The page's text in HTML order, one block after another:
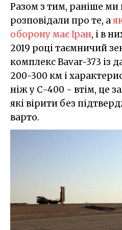
Разом з тим, раніше ми
розповідали про те, а
оборону має Іран, і в
2019 році таємничий
комплекс Bavar-373 із
200-300 км і
ніж у С-400 - втім, це
які вірити без
варто.